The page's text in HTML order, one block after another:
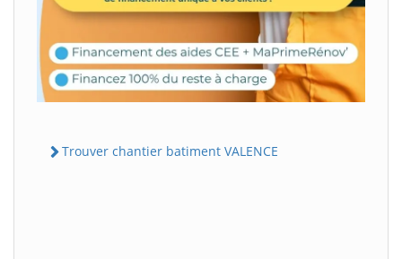
Trouver chantier batiment VALENCE